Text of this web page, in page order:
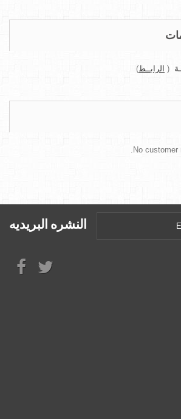
( الرابــط)
No customer
النشره البريديه